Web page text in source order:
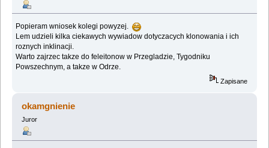
Popieram wniosek kolegi powyzej.
Lem udzieli kilka ciekawych wywiadow dotyczacych klonowania i ich
roznych inklinacji.
Warto zajrzec takze do feleitonow w Przegladzie, Tygodniku
Powszechnym, a takze w Odrze.
Zapisane
okamgnienie
Juror